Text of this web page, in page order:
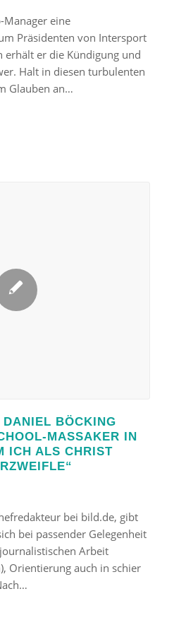
Manager eine
Präsidenten von Intersport
erhält er die Kündigung und
Halt in diesen turbulenten
Glauben an…
BÖCKING
MASSAKER IN
ICH ALS CHRIST
bei bild.de, gibt
bei passender Gelegenheit
Arbeit
Orientierung auch in schier